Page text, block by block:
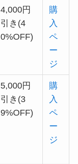
4,000円
引き(4
0%OFF)
購
入
ペ
ー
ジ
5,000円
引き(3
9%OFF)
購
入
ペ
ー
ジ